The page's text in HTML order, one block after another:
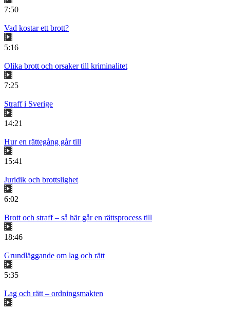
7:50
Vad kostar ett brott?
5:16
Olika brott och orsaker till kriminalitet
7:25
Straff i Sverige
14:21
Hur en rättegång går till
15:41
Juridik och brottslighet
6:02
Brott och straff – så här går en rättsprocess till
18:46
Grundläggande om lag och rätt
5:35
Lag och rätt – ordningsmakten